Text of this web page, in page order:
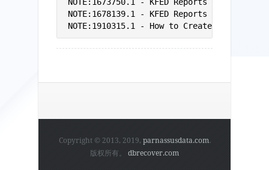
NOTE:1678139.1 - KFED Reports
NOTE:1910315.1 - How to Create a Normal
Copyright © 2013, 2019, parnassusdata.com.
版权所有。 dbrecover.com